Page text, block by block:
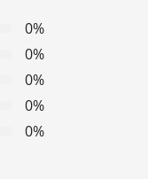
0%
0%
0%
0%
0%